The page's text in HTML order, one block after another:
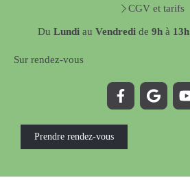
CGV et tarifs
Du Lundi au Vendredi de 9h à 13h
Sur rendez-vous
Prendre rendez-vous